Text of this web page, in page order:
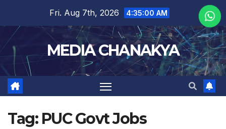
Fri. Aug 7th, 2026 4:35:00 AM
MEDIA CHANAKYA
Tag: PUC Govt Jobs